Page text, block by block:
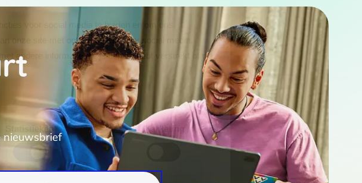
voor social media te bieden en om ons
onze site met onze partners voor social media,
andere informatie die je aan ze hebt verstrekt of die
Statistieken Marketing
nieuwsbrief